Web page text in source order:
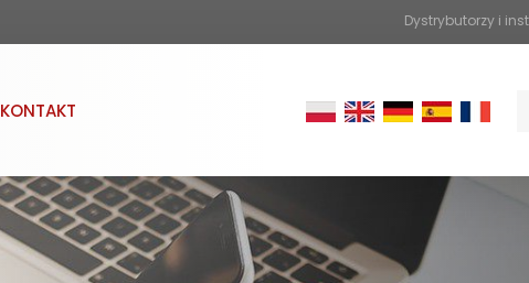
Dystrybutorzy i
KONTAKT